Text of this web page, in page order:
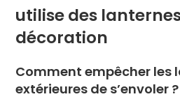
utilise des
décoration
Comment empêcher les
extérieures de s’envoler ?